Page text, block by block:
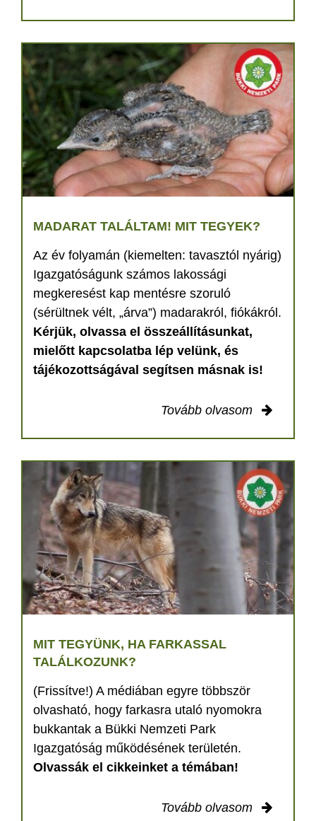
MADARAT TALÁLTAM! MIT TEGYEK?
Az év folyamán (kiemelten: tavasztól nyárig)
Igazgatóságunk számos lakossági
megkeresést kap mentésre szoruló
(sérültnek vélt, „árva”) madarakról, fiókákról.
Kérjük, olvassa el összeállításunkat,
mielőtt kapcsolatba lép velünk, és
tájékozottságával segítsen másnak is!
Tovább olvasom
MIT TEGYÜNK, HA FARKASSAL
TALÁLKOZUNK?
(Frissítve!) A médiában egyre többször
olvasható, hogy farkasra utaló nyomokra
bukkantak a Bükki Nemzeti Park
Igazgatóság működésének területén.
Olvassák el cikkeinket a témában!
Tovább olvasom